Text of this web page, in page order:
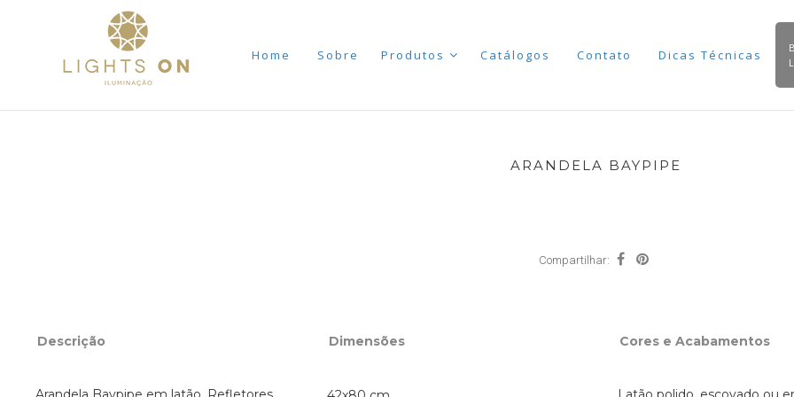
Home Sobre Produtos Catálogos Contato Dicas Técnicas
ARANDELA BAYPIPE
Compartilhar:
Descrição Dimensões Cores e Acabamentos